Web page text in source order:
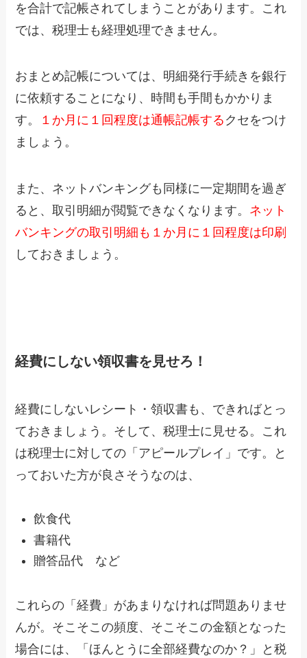
を合計で記帳されてしまうことがあります。これ
では、税理士も経理処理できません。
おまとめ記帳については、明細発行手続きを銀行
に依頼することになり、時間も手間もかかりま
す。
１か月に１回程度は通帳記帳する クセをつけ
ましょう。
また、ネットバンキングも同様に一定期間を過ぎ
ると、取引明細が閲覧できなくなります。 ネット
バンキングの取引明細も１か月に１回程度は印刷
しておきましょう。
経費にしない領収書を見せろ！
経費にしないレシート・領収書も、できればとっ
ておきましょう。そして、税理士に見せる。これ
は税理士に対しての「アピールプレイ」です。と
っておいた方が良さそうなのは、
飲食代
書籍代
贈答品代 など
これらの「経費」があまりなければ問題ありませ
んが。そこそこの頻度、そこそこの金額となった
場合には、「ほんとうに全部経費なのか？」と税